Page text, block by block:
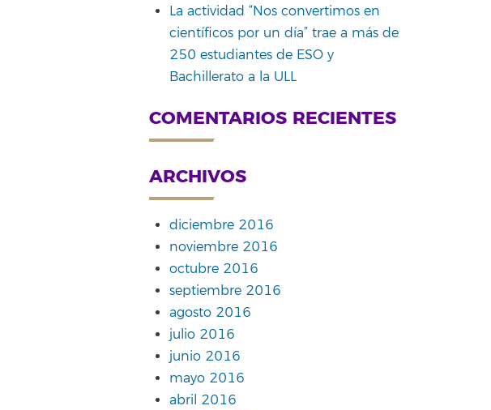
La actividad “Nos convertimos en
científicos por un día” trae a más de
250 estudiantes de ESO y
Bachillerato a la ULL
COMENTARIOS RECIENTES
ARCHIVOS
diciembre 2016
noviembre 2016
octubre 2016
septiembre 2016
agosto 2016
julio 2016
junio 2016
mayo 2016
abril 2016